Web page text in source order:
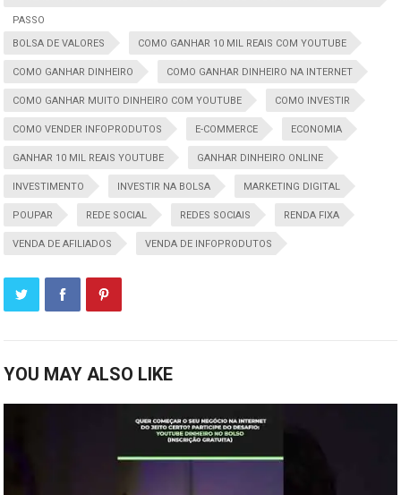
PASSO
BOLSA DE VALORES
COMO GANHAR 10 MIL REAIS COM YOUTUBE
COMO GANHAR DINHEIRO COMO GANHAR DINHEIRO NA INTERNET
COMO GANHAR MUITO DINHEIRO COM YOUTUBE COMO INVESTIR
COMO VENDER INFOPRODUTOS E-COMMERCE ECONOMIA
GANHAR 10 MIL REAIS YOUTUBE GANHAR DINHEIRO ONLINE
INVESTIMENTO INVESTIR NA BOLSA MARKETING DIGITAL
POUPAR REDE SOCIAL REDES SOCIAIS RENDA FIXA
VENDA DE AFILIADOS VENDA DE INFOPRODUTOS
YOU MAY ALSO LIKE